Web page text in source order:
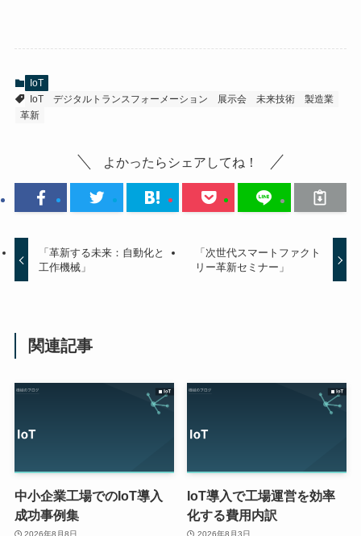
IoT
IoT
デジタルトランスフォーメーション 展示会 未来技術
製造業
革新
よかったらシェアしてね！
「革新する未来：自動化と
工作機械」
「次世代スマートファクト
リー革新セミナー」
関連記事
中小企業工場でのIoT導入
成功事例集
IoT導入で工場運営を効率
化する費用内訳